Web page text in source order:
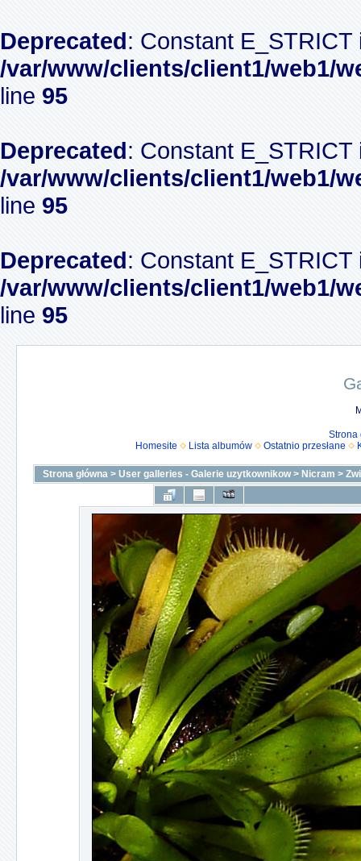
Deprecated: Constant
/var/www/clients/client1/web1/
line 95
Deprecated: Constant
/var/www/clients/client1/web1/
line 95
Deprecated: Constant
/var/www/clients/client1/web1/
line 95
Strona
Homesite
Lista albumów Ostatnio przesłane
Strona główna > User galleries - Galerie uzytkownikow> Nicram >